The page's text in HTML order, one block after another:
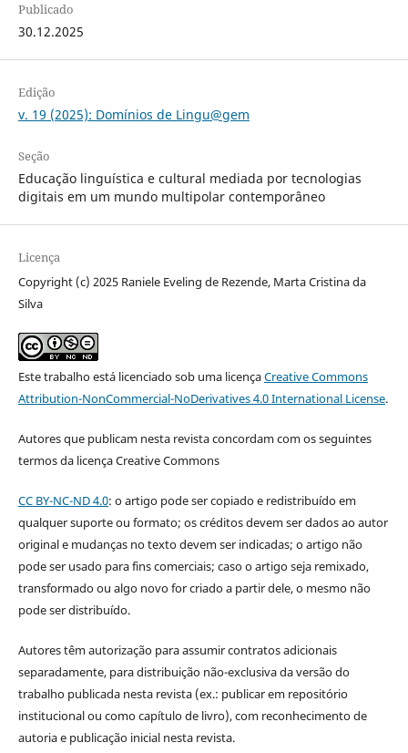
Publicado
30.12.2025
Edição
v. 19 (2025): Domínios de Lingu@gem
Seção
Educação linguística e cultural mediada por tecnologias
digitais em um mundo multipolar contemporâneo
Licença
Copyright (c) 2025 Raniele Eveling de Rezende, Marta Cristina da
Silva
Este trabalho está licenciado sob uma licençaCreative Commons
Attribution-NonCommercial-NoDerivatives 4.0 International License.
Autores que publicam nesta revista concordam com os seguintes
termos da licença Creative Commons
CC BY-NC-ND 4.0: o artigo pode ser copiado e redistribuído em
qualquer suporte ou formato; os créditos devem ser dados ao autor
original e mudanças no texto devem ser indicadas; o artigo não
pode ser usado para fins comerciais; caso o artigo seja remixado,
transformado ou algo novo for criado a partir dele, o mesmo não
pode ser distribuído.
Autores têm autorização para assumir contratos adicionais
separadamente, para distribuição não-exclusiva da versão do
trabalho publicada nesta revista (ex.: publicar em repositório
institucional ou como capítulo de livro), com reconhecimento de
autoria e publicação inicial nesta revista.